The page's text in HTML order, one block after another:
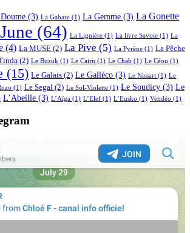
(3) La Gabare (1) La Gemme (3) La Gonette
(64) La Lignière (1) La livre Savoie (1) La
(4) La MUSE (2) La Pive (5) La Pyrène (1) La Pêche
(2) Le Buzuk (1) Le Cairn (1) Le Chab (1) Le Céou (1)
(15) Le Galais (2) Le Galléco (3) Le Nissart (1) Le
(1) Le Segal (2) Le Sol-Violette (1) Le Soudicy (3) Le
L’Abeille (3) L’Aïga (1) L’Elef (1) L’Eusko (1) Vendéo (1)